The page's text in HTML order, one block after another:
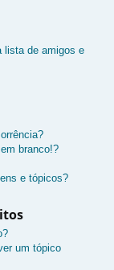
lista de amigos e
branco!?
e tópicos?
um tópico